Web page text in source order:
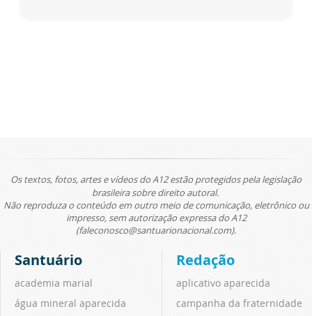
Os textos, fotos, artes e vídeos do A12 estão protegidos pela legislação
brasileira sobre direito autoral.
Não reproduza o conteúdo em outro meio de comunicação, eletrônico ou
impresso, sem autorização expressa do A12
(faleconosco@santuarionacional.com).
Santuário
academia marial
água mineral aparecida
Redação
aplicativo aparecida
campanha da fraternidade